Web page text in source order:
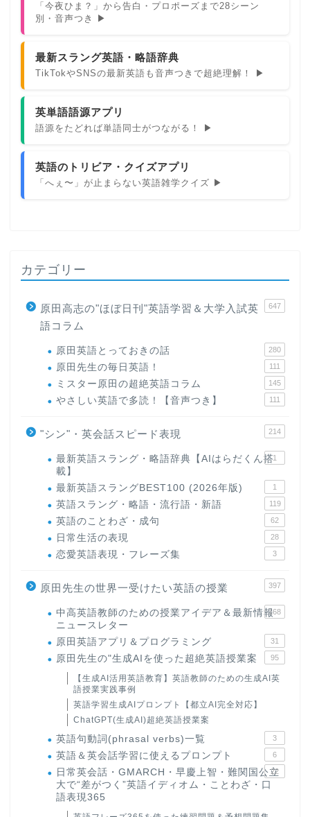
「今夜ひま？」から告白・プロポーズまで28シーン
別・音声つき ▶
最新スラング英語・略語辞典
TikTokやSNSの最新英語も音声つきで超絶理解！ ▶
英単語語源アプリ
語源をたどれば単語同士がつながる！ ▶
英語のトリビア・クイズアプリ
「へぇ〜」が止まらない英語雑学クイズ ▶
カテゴリー
原田高志の"ほぼ日刊"英語学習＆大学入試英
語コラム
647
原田英語とっておきの話 280
原田先生の毎日英語！ 111
ミスター原田の超絶英語コラム 145
やさしい英語で多読！【音声つき】 111
"シン"・英会話スピード表現 214
最新英語スラング・略語辞典【AIはらだくん搭
載】
1
最新英語スラングBEST100 (2026年版) 1
英語スラング・略語・流行語・新語 119
英語のことわざ・成句 62
日常生活の表現 28
恋愛英語表現・フレーズ集 3
原田先生の世界一受けたい英語の授業 397
中高英語教師のための授業アイデア＆最新情報
ニュースレター
168
原田英語アプリ＆プログラミング 31
原田先生の"生成AIを使った超絶英語授業案 95
【生成AI活用英語教育】英語教師のための生成AI英
語授業実践事例
英語学習生成AIプロンプト【都立AI完全対応】
ChatGPT(生成AI)超絶英語授業案
英語句動詞(phrasal verbs)一覧 3
英語＆英会話学習に使えるプロンプト 6
日常英会話・GMARCH・早慶上智・難関国公立
大で“差がつく”英語イディオム・ことわざ・口
語表現365
22